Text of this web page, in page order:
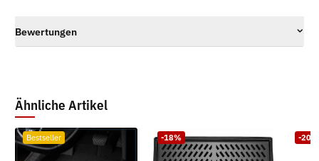
Bewertungen
Ähnliche Artikel
Bestseller -18% -20%